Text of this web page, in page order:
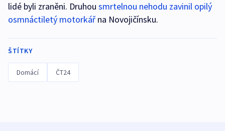
lidé byli zraněni. Druhou smrtelnou nehodu zavinil opilý
osmnáctiletý motorkář na Novojičínsku.
ŠTÍTKY
Domácí ČT24